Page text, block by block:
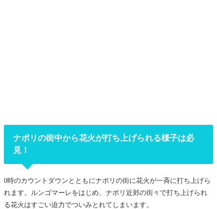
ナポリの街中から花火が打ち上げられる様子は必
見！
0時のカウントダウンとともにナポリの街に花火が一斉に打ち上げら
れます。ルンゴマーレをはじめ、ナポリ近郊の街々で打ち上げられ
る花火はすごい迫力でついみとれてしまいます。